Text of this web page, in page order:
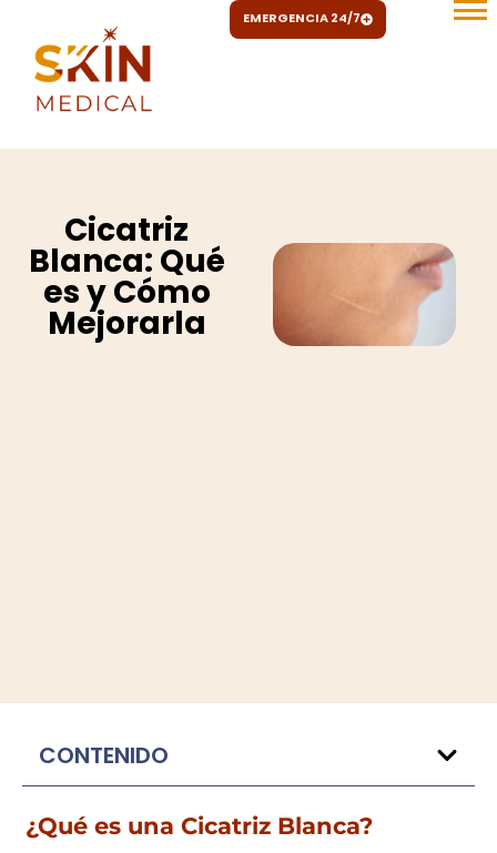
contenido
EMERGENCIA 24/7
Cicatriz
Blanca: Qué
es y Cómo
Mejorarla
CONTENIDO
¿Qué es una Cicatriz Blanca?